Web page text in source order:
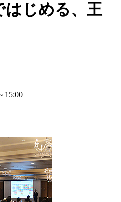
はじめる、王
15:00